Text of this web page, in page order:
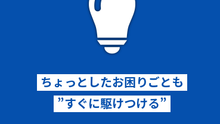
ちょっとしたお困りごとも
”すぐに駆けつける”